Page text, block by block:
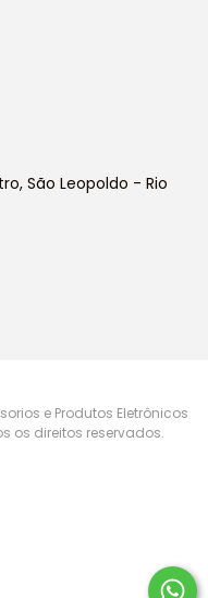
São Leopoldo - Rio
e Produtos Eletrônicos
os direitos reservados.